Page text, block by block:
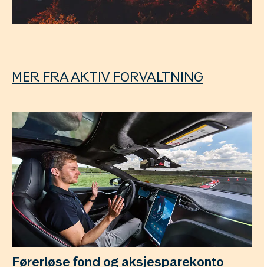
MER FRA AKTIV FORVALTNING
Førerløse fond og aksjesparekonto